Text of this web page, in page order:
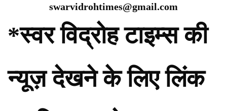
swarvidrohtimes@gmail.com
*स्वर विद्रोह टाइम्स की
न्यूज़ देखने के लिए लिंक